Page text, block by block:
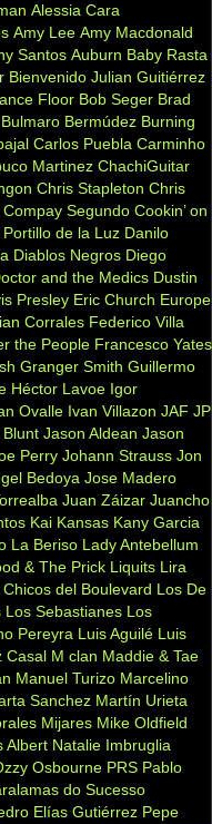
Alessia Cara
Amy Lee Amy Macdonald
Santos Auburn Baby Rasta
Bienvenido Julian Guitiérrez
Floor Bob Seger Brad
Bulmaro Bermúdez Burning
Carlos Puebla Carminho
Martinez ChachiGuitar
Chris Stapleton Chris
Compay Segundo Cookin’ on
de la Luz Danilo
Diablos Negros Diego
and the Medics Dustin
Presley Eric Church Europe
Corrales Federico Villa
the People Francesco Yates
Granger Smith Guillermo
Héctor Lavoe Igor
Ovalle Ivan Villazon JAF JP
Jason Aldean Jason
Perry Johann Strauss Jon
Bedoya Jose Madero
Juan Záizar Juancho
Kai Kansas Kany Garcia
La Beriso Lady Antebellum
& The Prick Liquits Lira
Chicos del Boulevard Los De
Los Sebastianes Los
Pereyra Luis Aguilé Luis
Casal M clan Maddie & Tae
Manuel Turizo Marcelino
Sanchez Martín Urieta
Mijares Mike Oldfield
Albert Natalie Imbruglia
Osbourne PRS Pablo
do Sucesso
Elías Gutiérrez Pepe